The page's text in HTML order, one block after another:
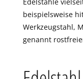
beispielsweise
Werkzeugstahl,
genannt